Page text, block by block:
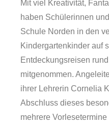
Mit viel Kreativität,
haben Schülerinnen
Schule Norden in den
Kindergartenkinder auf
Entdeckungsreisen
mitgenommen.
ihrer Lehrerin Cornelia
Abschluss dieses
mehrere